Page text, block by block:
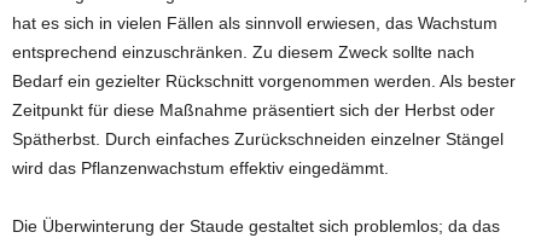
hat es sich in vielen Fällen als sinnvoll erwiesen, das Wachstum
entsprechend einzuschränken. Zu diesem Zweck sollte nach
Bedarf ein gezielter Rückschnitt vorgenommen werden. Als bester
Zeitpunkt für diese Maßnahme präsentiert sich der Herbst oder
Spätherbst. Durch einfaches Zurückschneiden einzelner Stängel
wird das Pflanzenwachstum effektiv eingedämmt.
Die Überwinterung der Staude gestaltet sich problemlos; da das